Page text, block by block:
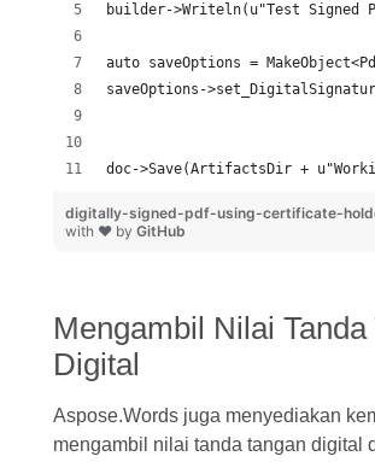
digitally-signed-pdf-using-certificate-
with ❤ by GitHub
Mengambil Nilai Tanda
Digital
Aspose.Words juga menyediakan
mengambil nilai tanda tangan digital